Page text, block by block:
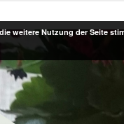
weitere Nutzung der Seite